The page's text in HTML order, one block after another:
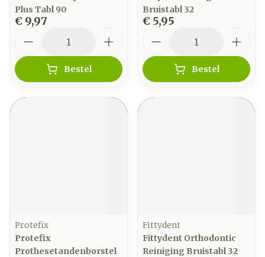
Plus Tabl 90
€ 9,97
Bestel
Bruistabl 32
€ 5,95
Bestel
Protefix
Protefix
Prothesetandenborstel
Fittydent
Fittydent Orthodontic
Reiniging Bruistabl 32